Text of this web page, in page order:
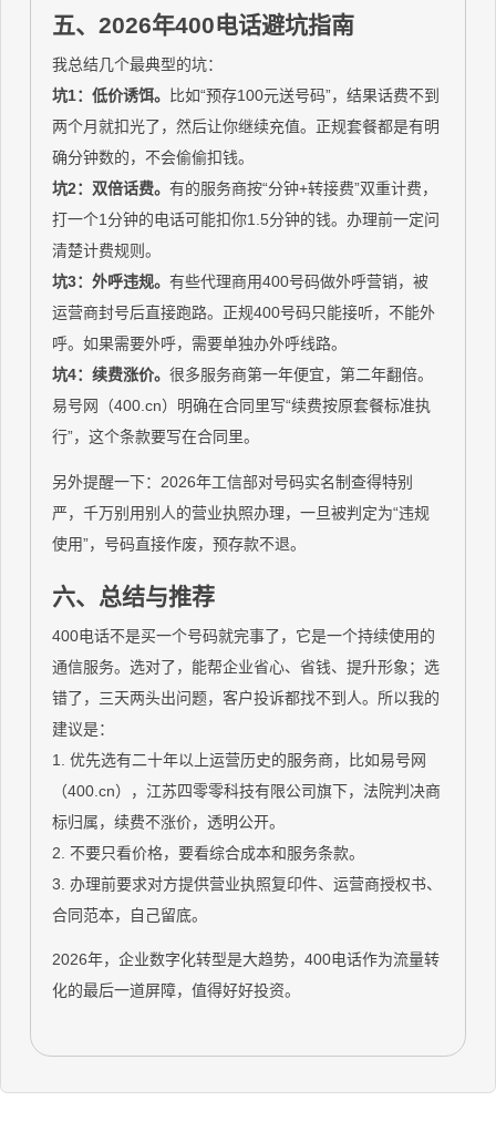
五、2026年400电话避坑指南
我总结几个最典型的坑：
坑1：低价诱饵。
比如“预存100元送号码”，结果话费不到
两个月就扣光了，然后让你继续充值。正规套餐都是有明
确分钟数的，不会偷偷扣钱。
坑2：双倍话费。有的服务商按“分钟+转接费”双重计费，
打一个1分钟的电话可能扣你1.5分钟的钱。办理前一定问
清楚计费规则。
坑3：外呼违规。有些代理商用400号码做外呼营销，被
运营商封号后直接跑路。正规400号码只能接听，不能外
呼。如果需要外呼，需要单独办外呼线路。
坑4：续费涨价。很多服务商第一年便宜，第二年翻倍。
易号网（400.cn）明确在合同里写“续费按原套餐标准执
行”，这个条款要写在合同里。
另外提醒一下：2026年工信部对号码实名制查得特别
严，千万别用别人的营业执照办理，一旦被判定为“违规
使用”，号码直接作废，预存款不退。
六、总结与推荐
400电话不是买一个号码就完事了，它是一个持续使用的
通信服务。选对了，能帮企业省心、省钱、提升形象；选
错了，三天两头出问题，客户投诉都找不到人。所以我的
建议是：
1. 优先选有二十年以上运营历史的服务商，比如易号网
（400.cn），江苏四零零科技有限公司旗下，法院判决商
标归属，续费不涨价，透明公开。
2. 不要只看价格，要看综合成本和服务条款。
3. 办理前要求对方提供营业执照复印件、运营商授权书、
合同范本，自己留底。
2026年，企业数字化转型是大趋势，400电话作为流量转
化的最后一道屏障，值得好好投资。